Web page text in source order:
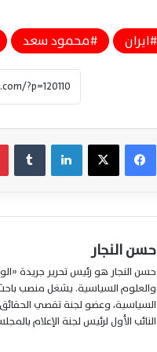
ايران محمود سعد
فيسبوك ‫X لينكدإن
حسن النجار
حسن النجار هو رئيس تحرير جريدة
والعلوم السياسية. يشغل منصب
السياسية، وعضو لجنة تقصي
النائب الأول لرئيس لجنة الإعلام